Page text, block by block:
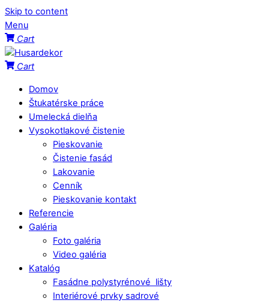
Skip to content
Menu
Cart
Cart
Domov
Štukatérske práce
Umelecká dielňa
Vysokotlakové čistenie
Pieskovanie
Čistenie fasád
Lakovanie
Cenník
Pieskovanie kontakt
Referencie
Galéria
Foto galéria
Video galéria
Katalóg
Fasádne polystyrénové lišty
Interiérové prvky sadrové